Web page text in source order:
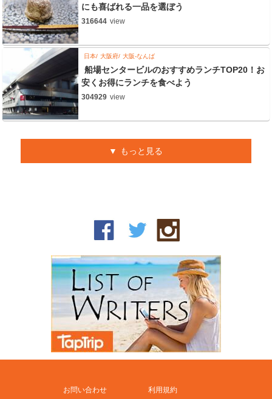
にも喜ばれる一品を選ぼう
316644 view
日本 大阪府 大阪-なんば
船場センタービルのおすすめランチTOP20！お
安くお得にランチを食べよう
304929 view
もっと見る
お問い合わせ 利用規約